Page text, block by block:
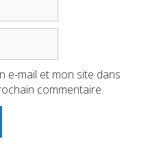
e-mail et mon site dans
commentaire.